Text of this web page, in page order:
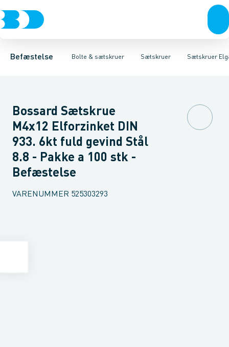
Befæstelse Bolte & sætskruer
Bolte & sætskruerMøtrikkerSkiver SkruerSøm & dykkere
Sætskruer
Bolte til udendørs brugBolte til indendørs brug Boltesæt
Sætskruer
Sætskruer Sort Sætskruer Elgalvaniseret FZB Sætskruer
Bossard Sætskrue
M4x12 Elforzinket DIN
933. 6kt fuld gevind Stål
8.8 - Pakke a 100 stk -
Befæstelse
VARENUMMER 525303293